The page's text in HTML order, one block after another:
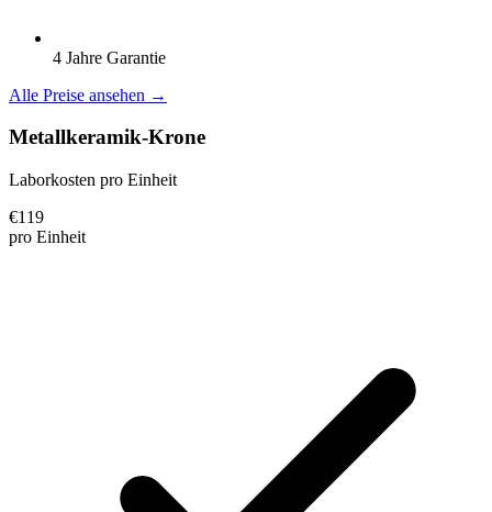
4 Jahre Garantie
Alle Preise ansehen →
Metallkeramik-Krone
Laborkosten pro Einheit
€119
pro Einheit